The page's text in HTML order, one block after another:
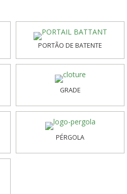
PORTÃO DE BATENTE
GRADE
PÉRGOLA